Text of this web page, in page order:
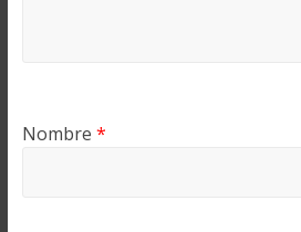
Nombre *